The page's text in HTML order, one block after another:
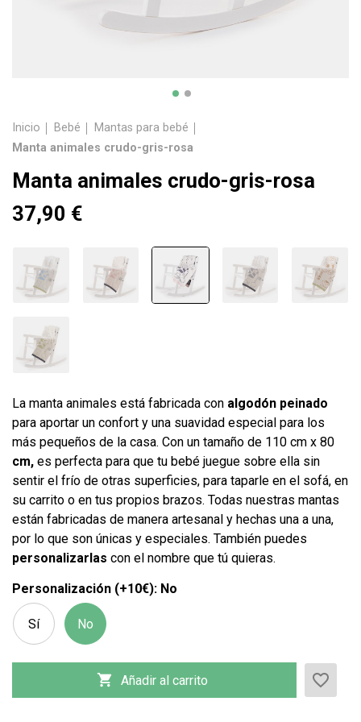
Inicio Bebé
Mantas para bebé
Manta animales crudo-gris-rosa
Manta animales crudo-gris-rosa
37,90 €
La manta animales está fabricada con algodón peinado
para aportar un confort y una suavidad especial para los
más pequeños de la casa. Con un tamaño de 110 cm x 80
cm, es perfecta para que tu bebé juegue sobre ella sin
sentir el frío de otras superficies, para taparle en el sofá, en
su carrito o en tus propios brazos. Todas nuestras mantas
están fabricadas de manera artesanal y hechas una a una,
por lo que son únicas y especiales. También puedes
personalizarlas con el nombre que tú quieras.
Personalización (+10€): No
Sí No
 Añadir al carrito favorite_border